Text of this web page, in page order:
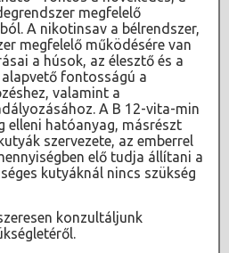
megfelelő
A nikotinsav a bélrendszer,
megfelelő működésére van
a húsok, az élesztő és a
fontosságú a
valamint a
A B 12-vita-min
elleni hatóanyag, másrészt
szervezete, az emberrel
elő tudja állítani a
kutyáknál nincs szükség
konzultáljunk